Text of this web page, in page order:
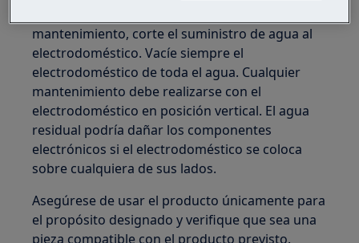
mantenimiento, corte el suministro de agua al
electrodoméstico. Vacíe siempre el
electrodoméstico de toda el agua. Cualquier
mantenimiento debe realizarse con el
electrodoméstico en posición vertical. El agua
residual podría dañar los componentes
electrónicos si el electrodoméstico se coloca
sobre cualquiera de sus lados.
Asegúrese de usar el producto únicamente para
el propósito designado y verifique que sea una
pieza compatible con el producto previsto.